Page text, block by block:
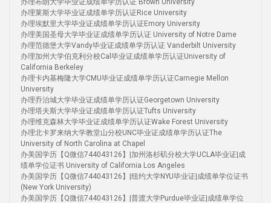
办理布朗大学毕业证成绩单学历认证 Brown University
办理莱斯大学毕业证成绩单学历认证Rice University
办理埃默里大学毕业证成绩单学历认证Emory University
办理美国圣母大学毕业证成绩单学历认证 University of Notre Dame
办理范德堡大学Vandy毕业证成绩单学历认证 Vanderbilt University
办理加州大学伯克利分校Cal毕业证成绩单学历认证University of
California Berkeley
办理卡内基梅隆大学CMU毕业证成绩单学历认证Carnegie Mellon
University
办理乔治城大学毕业证成绩单学历认证Georgetown University
办理塔夫斯大学毕业证成绩单学历认证Tufts University
办理维克森林大学毕业证成绩单学历认证Wake Forest University
办理北卡罗来纳大学教堂山分校UNC毕业证成绩单学历认证The
University of North Carolina at Chapel
办美国学历【Q微信744043126】|加州洛杉矶分校大学UCLA毕业证|成
绩单学位证书 University of California Los Angeles
办美国学历【Q微信744043126】|纽约大学NYU毕业证|成绩单学位证书
(New York University)
办美国学历【Q微信744043126】|普渡大学Purdue毕业证|成绩单学位